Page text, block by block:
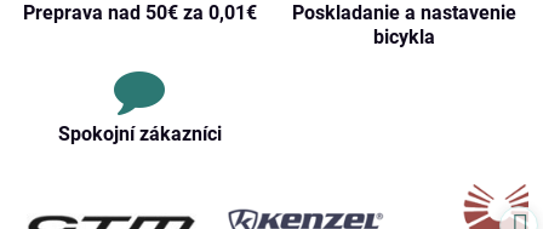
Preprava nad 50€ za 0,01€
Poskladanie a nastavenie
bicykla
Spokojní zákazníci